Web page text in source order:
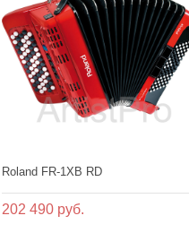
Roland FR-1XB RD
202 490 руб.